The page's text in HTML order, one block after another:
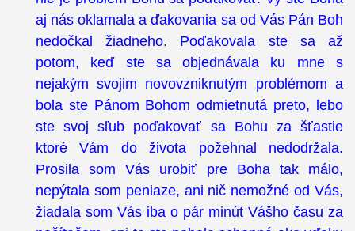
aj nás oklamala a ďakovania sa od Vás Pán Boh
nedočkal žiadneho. Poďakovala ste sa až
potom, keď ste sa objednávala ku mne s
nejakým svojim novovzniknutým problémom a
bola ste Pánom Bohom odmietnutá preto, lebo
ste svoj sľub poďakovať sa Bohu za šťastie
ktoré Vám do života požehnal nedodržala.
Prosila som Vás urobiť pre Boha tak málo,
nepýtala som peniaze, ani nič nemožné od Vás,
žiadala som Vás iba o pár minút Vášho času za